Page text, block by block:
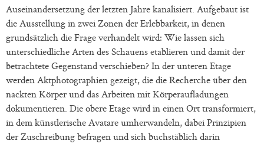
Auseinandersetzung der letzten Jahre kanalisiert. Aufgebaut ist
die Ausstellung in zwei Zonen der Erlebbarkeit, in denen
grundsätzlich die Frage verhandelt wird: Wie lassen sich
unterschiedliche Arten des Schauens etablieren und damit der
betrachtete Gegenstand verschieben? In der unteren Etage
werden Aktphotographien gezeigt, die die Recherche über den
nackten Körper und das Arbeiten mit Körperaufladungen
dokumentieren. Die obere Etage wird in einen Ort transformiert,
in dem künstlerische Avatare umherwandeln, dabei Prinzipien
der Zuschreibung befragen und sich buchstäblich darin